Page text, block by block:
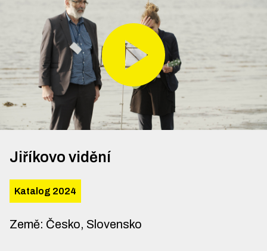
Jiříkovo vidění
Katalog 2024
Země: Česko, Slovensko